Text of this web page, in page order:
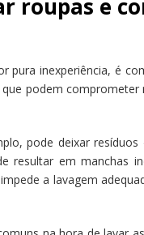
roupas e
pura inexperiência, é
podem comprometer
pode deixar
resultar em manchas
a lavagem